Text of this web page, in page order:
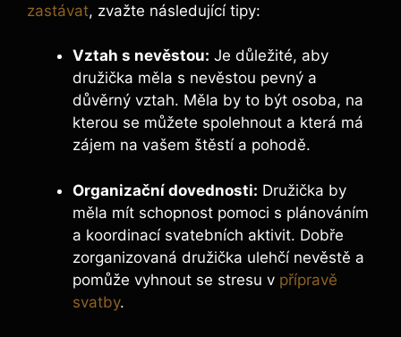
zastávat, zvažte následující tipy:
Vztah s nevěstou: Je důležité, aby
družička měla s nevěstou pevný a
důvěrný vztah. Měla by to být osoba, na
kterou se⁤ můžete spolehnout a která má
zájem na ​vašem ‌štěstí a pohodě.
Organizační⁣ dovednosti: Družička by
‌měla mít schopnost pomoci s plánováním
a koordinací svatebních aktivit. Dobře
zorganizovaná družička ulehčí nevěstě⁣ a
pomůže vyhnout ⁤se ⁢stresu v přípravě
svatby.